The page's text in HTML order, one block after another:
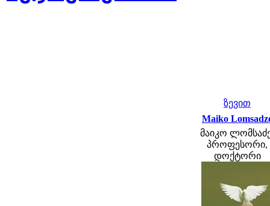
ზევით
Maiko
მაიკო
პროფესორი,
დოქტორი